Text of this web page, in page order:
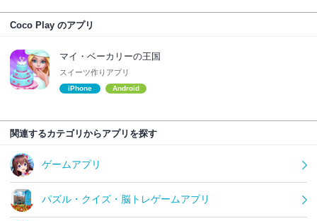
Coco Play のアプリ
マイ・ベーカリーの王国
スイーツ作りアプリ
iPhone Android
関連するカテゴリからアプリを探す
ゲームアプリ
パズル・クイズ・脳トレゲームアプリ